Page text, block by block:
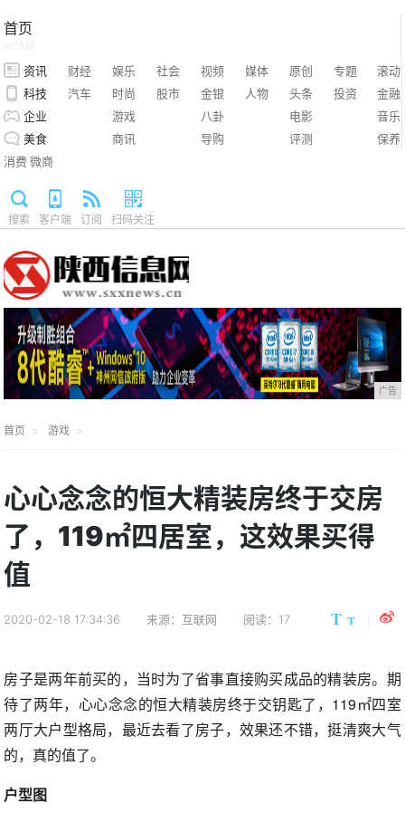
首页
HOME
资讯 财经 娱乐 社会 视频 媒体 原创 专题
滚动
科技
汽车 时尚 股市 金银 人物 头条 投资
金融
企业
游戏 八卦 电影
音乐
美食
商讯 导购 评测
保养
消费 微商
搜索 客户端 订阅 扫码关注
广告
首页 游戏
心心念念的恒大精装房终于交房
了，119㎡四居室，这效果买得
值
2020-02-18 17:34:36 来源：互联网 阅读：17
房子是两年前买的，当时为了省事直接购买成品的精装房。期
待了两年，心心念念的恒大精装房终于交钥匙了，119㎡四室
两厅大户型格局，最近去看了房子，效果还不错，挺清爽大气
的，真的值了。
户型图